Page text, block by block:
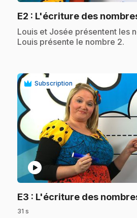
E2 : L'écriture des
.Louis et Josée présentent les
Louis présente le nombre 2.
Subscription
play_circle
E3 : L'écriture des
31 s